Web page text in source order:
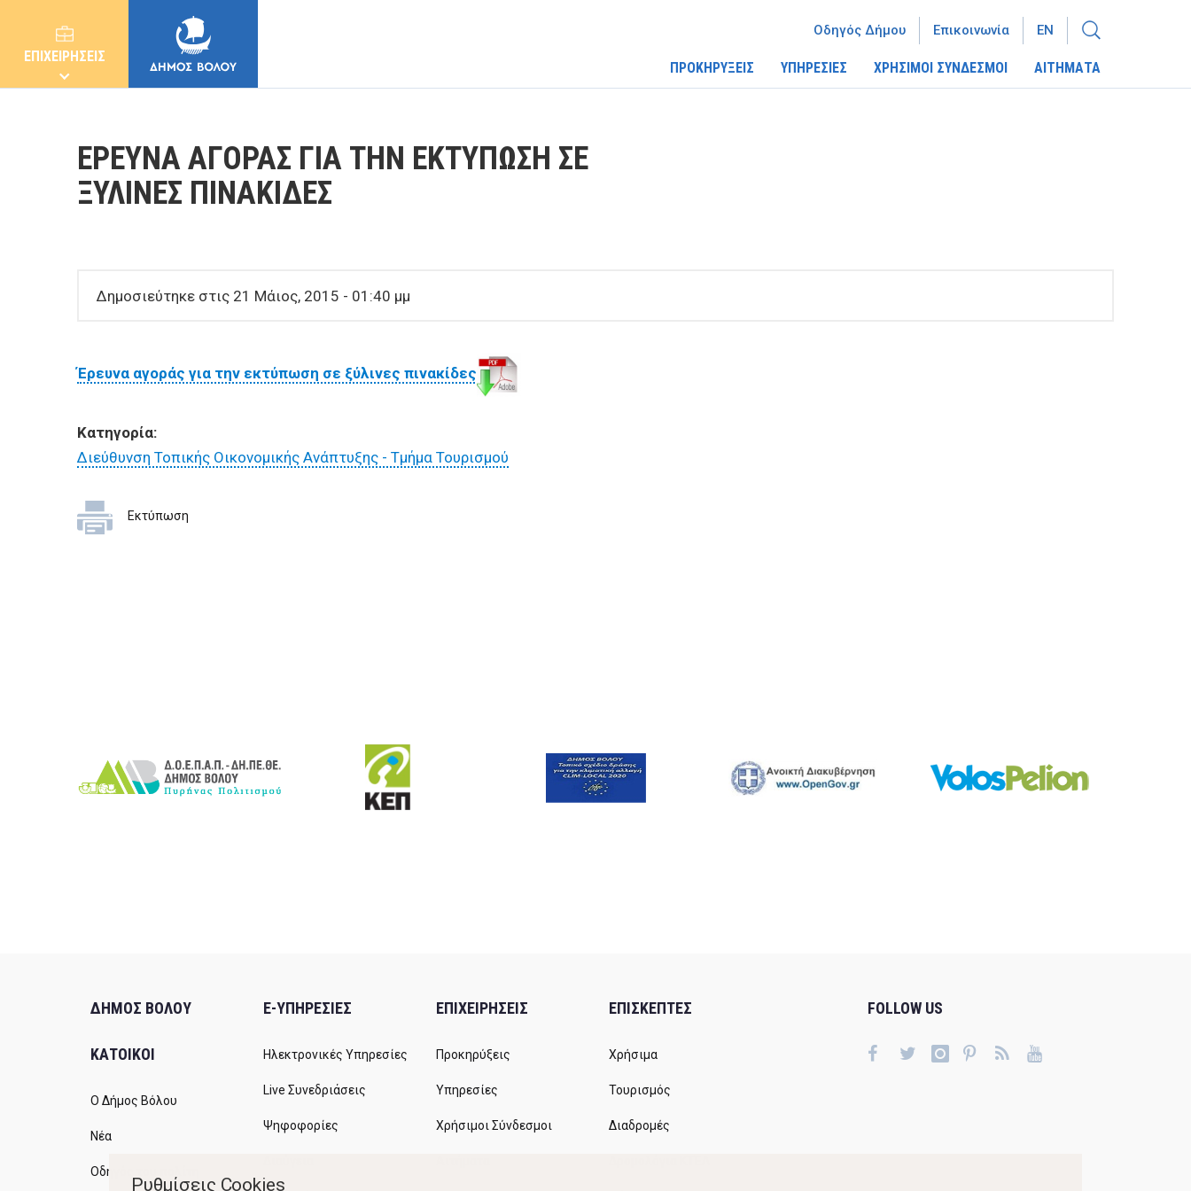
ΕΠΙΧΕΙΡΗΣΕΙΣ
ΕΠΙΣΚΕΠΤΕΣ
ΠΡΟΚΗΡΥΞΕΙΣ ΥΠΗΡΕΣΙΕΣ ΧΡΗΣΙΜΟΙ ΣΥΝΔΕΣΜΟΙ ΑΙΤΗΜΑΤΑ
Οδηγός Δήμου Επικοινωνία EN
ΕΡΕΥΝΑ ΑΓΟΡΑΣ ΓΙΑ ΤΗΝ ΕΚΤΥΠΩΣΗ ΣΕ
ΞΥΛΙΝΕΣ ΠΙΝΑΚΙΔΕΣ
Δημοσιεύτηκε στις 21 Μάιος, 2015 - 01:40 μμ
Έρευνα αγοράς για την εκτύπωση σε ξύλινες πινακίδες
Κατηγορία:
Διεύθυνση Τοπικής Οικονομικής Ανάπτυξης - Τμήμα Τουρισμού
Εκτύπωση
ΔΗΜΟΣ ΒΟΛΟΥ
ΚΑΤΟΙΚΟΙ
Ο Δήμος Βόλου
Νέα
Οδηγός του πολίτη
E-ΥΠΗΡΕΣΙΕΣ
Ηλεκτρονικές Υπηρεσίες
Live Συνεδριάσεις
Ψηφοφορίες
ΕΠΙΧΕΙΡΗΣΕΙΣ
Προκηρύξεις
Υπηρεσίες
Χρήσιμοι Σύνδεσμοι
ΕΠΙΣΚΕΠΤΕΣ
Χρήσιμα
Τουρισμός
Διαδρομές
FOLLOW US
Ρυθμίσεις Cookies